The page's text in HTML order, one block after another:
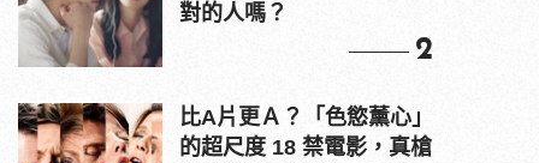
對的人嗎？
2
比A片更Ａ？「色慾薰心」
的超尺度 18 禁電影，真槍